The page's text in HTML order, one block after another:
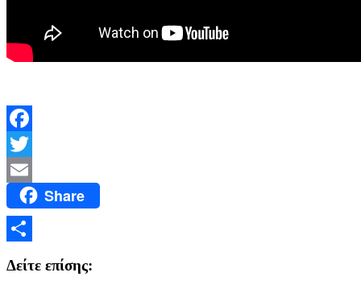
Facebook
Twitter
Email Share
Δείτε επίσης: